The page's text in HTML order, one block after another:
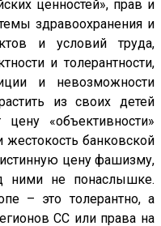
ценностей», прав и
здравоохранения и
и условий труда,
и толерантности,
и невозможности
из своих детей
«объективности»
банковской
цену фашизму,
ними не понаслышке.
– это толерантно, а
СС или права на